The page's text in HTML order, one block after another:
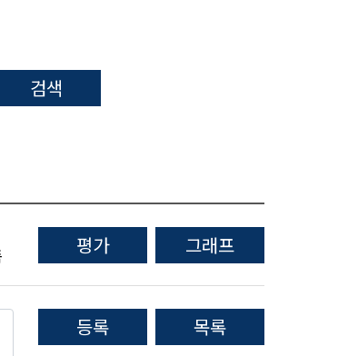
검색
평가 그래프
등록 목록